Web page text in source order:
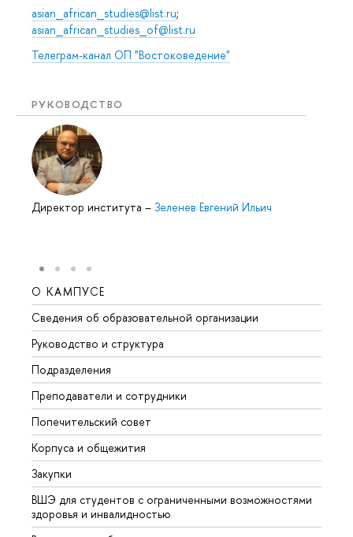
asian_african_studies@list.ru;
asian_african_studies_of@list.ru
Телеграм-канал ОП "Востоковедение"
РУКОВОДСТВО
Директор института – Зеленев Евгений Ильич
О КАМПУСЕ
Сведения об образовательной организации
Руководство и структура
Подразделения
Преподаватели и сотрудники
Попечительский совет
Корпуса и общежития
Закупки
ВШЭ для студентов с ограниченными возможностями
здоровья и инвалидностью